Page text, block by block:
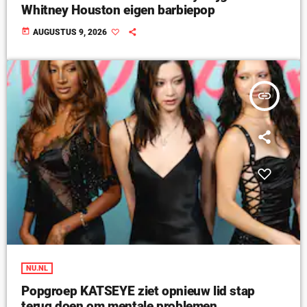
Whitney Houston eigen barbiepop
today AUGUSTUS 9, 2026
insert_link
NU.NL
Popgroep KATSEYE ziet opnieuw lid stap